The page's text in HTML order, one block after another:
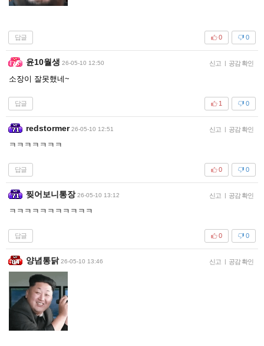
답글 0
0
윤10월생 26-05-10 12:50 신고 | 공감 확인
소장이 잘못했네~
답글 0
1
redstormer 26-05-10 12:51 신고 | 공감 확인
ㅋㅋㅋㅋㅋㅋㅋ
답글 0
0
찢어보니통장 26-05-10 13:12 신고 | 공감 확인
ㅋㅋㅋㅋㅋㅋㅋㅋㅋㅋㅋ
답글 0
0
양념통닭 26-05-10 13:46 신고 | 공감 확인